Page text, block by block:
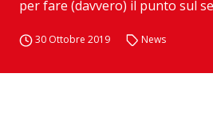
per fare (davvero) il punto sul
30 Ottobre 2019 News